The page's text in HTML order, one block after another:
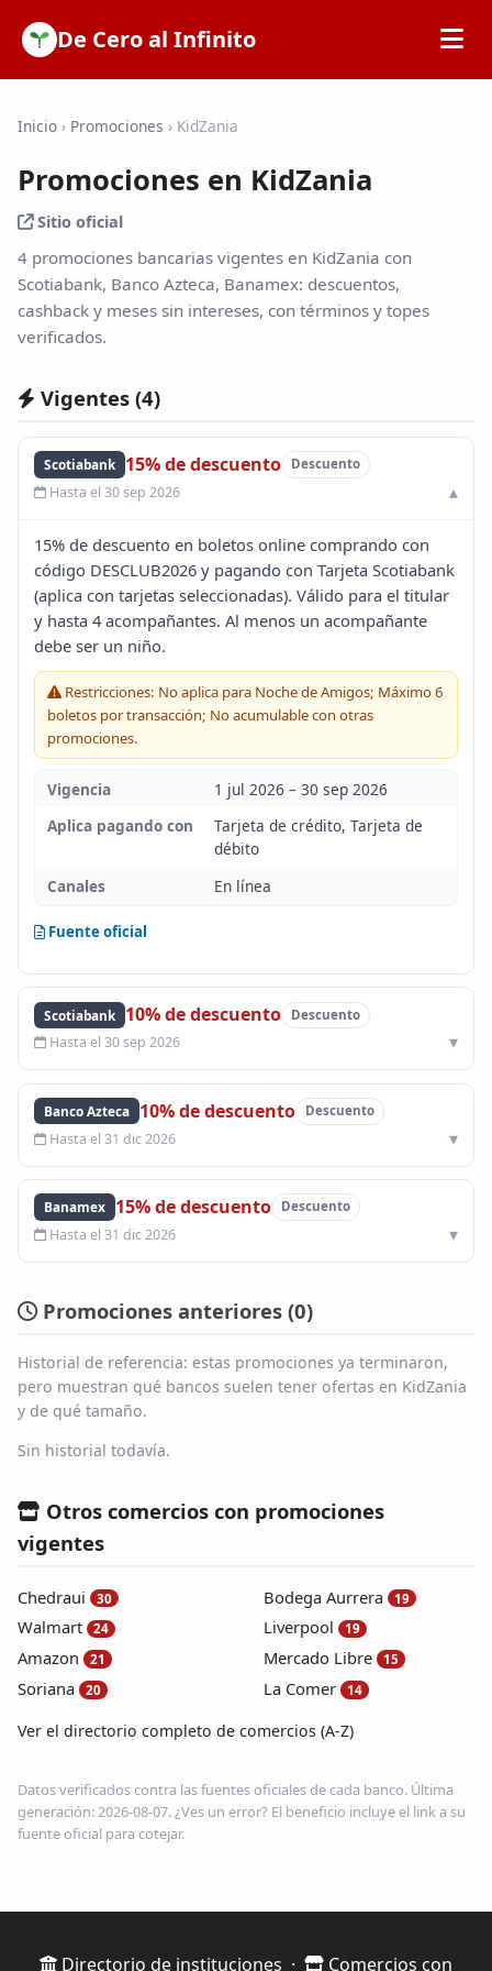
De Cero al Infinito
SOFIPOs
Calculadoras
Tarjetas de Crédito
Promociones
Infinito
Inicio › Promociones › KidZania
Promociones en KidZania
Sitio oficial
4 promociones bancarias vigentes en KidZania con
Scotiabank, Banco Azteca, Banamex: descuentos,
cashback y meses sin intereses, con términos y topes
verificados.
Vigentes (4)
Scotiabank 15% de descuento Descuento
Hasta el 30 sep 2026
15% de descuento en boletos online comprando con
código DESCLUB2026 y pagando con Tarjeta Scotiabank
(aplica con tarjetas seleccionadas). Válido para el titular
y hasta 4 acompañantes. Al menos un acompañante
debe ser un niño.
Restricciones: No aplica para Noche de Amigos; Máximo 6
boletos por transacción; No acumulable con otras
promociones.
Vigencia
1 jul 2026 – 30 sep 2026
Aplica pagando con
Tarjeta de crédito, Tarjeta de
débito
Canales
En línea
Fuente oficial
Scotiabank 10% de descuento Descuento
Hasta el 30 sep 2026
Banco Azteca 10% de descuento Descuento
Hasta el 31 dic 2026
Banamex 15% de descuento Descuento
Hasta el 31 dic 2026
Promociones anteriores (0)
Historial de referencia: estas promociones ya terminaron,
pero muestran qué bancos suelen tener ofertas en KidZania
y de qué tamaño.
Sin historial todavía.
Otros comercios con promociones
vigentes
Chedraui 30
Walmart 24
Amazon 21
Soriana 20
Bodega Aurrera 19
Liverpool 19
Mercado Libre 15
La Comer 14
Ver el directorio completo de comercios (A-Z)
Datos verificados contra las fuentes oficiales de cada banco. Última
generación: 2026-08-07. ¿Ves un error? El beneficio incluye el link a su
fuente oficial para cotejar.
Directorio de instituciones · Comercios con